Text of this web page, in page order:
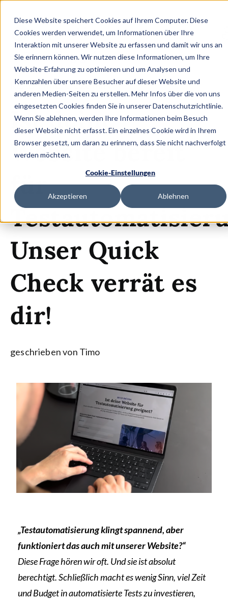
Diese Website speichert Cookies auf Ihrem Computer. Diese
Cookies werden verwendet, um Informationen über Ihre
Interaktion mit unserer Website zu erfassen und damit wir uns an
Sie erinnern können. Wir nutzen diese Informationen, um Ihre
Website-Erfahrung zu optimieren und um Analysen und
Kennzahlen über unsere Besucher auf dieser Website und
anderen Medien-Seiten zu erstellen. Mehr Infos über die von uns
eingesetzten Cookies finden Sie in unserer Datenschutzrichtlinie.
Wenn Sie ablehnen, werden Ihre Informationen beim Besuch
dieser Website nicht erfasst. Ein einzelnes Cookie wird in Ihrem
Browser gesetzt, um daran zu erinnern, dass Sie nicht nachverfolgt
werden möchten.
Cookie-Einstellungen
Akzeptieren Ablehnen
Zum Blog gehen
READ TIME: CA.26MIN
Ist deine
Website bereit
für
Unser Quick
Check verrät es
dir!
geschrieben von Timo
„Testautomatisierung klingt spannend, aber
funktioniert das auch mit unserer Website?“
Diese Frage hören wir oft. Und sie ist absolut
berechtigt. Schließlich macht es wenig Sinn, viel Zeit
und Budget in automatisierte Tests zu investieren,